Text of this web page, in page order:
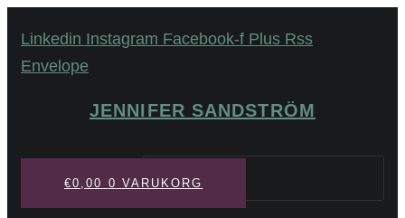
till
innehåll
Linkedin Instagram Facebook-f Plus Rss
Envelope
JENNIFER SANDSTRÖM
Sök
€0,00 0 VARUKORG